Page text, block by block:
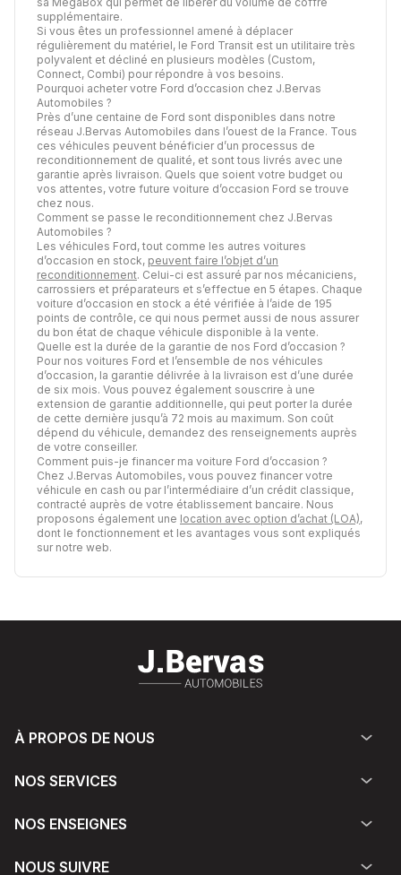
supplémentaire.
Si vous êtes un professionnel amené à déplacer
régulièrement du matériel, le Ford Transit est un utilitaire très
polyvalent et décliné en plusieurs modèles (Custom,
Connect, Combi) pour répondre à vos besoins.
Pourquoi acheter votre Ford d’occasion chez J.Bervas
Automobiles ?
Près d’une centaine de Ford sont disponibles dans notre
réseau J.Bervas Automobiles dans l’ouest de la France. Tous
ces véhicules peuvent bénéficier d’un processus de
reconditionnement de qualité, et sont tous livrés avec une
garantie après livraison. Quels que soient votre budget ou
vos attentes, votre future voiture d’occasion Ford se trouve
chez nous.
Comment se passe le reconditionnement chez J.Bervas
Automobiles ?
Les véhicules Ford, tout comme les autres voitures
d’occasion en stock, peuvent faire l’objet d’un
reconditionnement. Celui-ci est assuré par nos mécaniciens,
carrossiers et préparateurs et s’effectue en 5 étapes. Chaque
voiture d’occasion en stock a été vérifiée à l’aide de 195
points de contrôle, ce qui nous permet aussi de nous assurer
du bon état de chaque véhicule disponible à la vente.
Quelle est la durée de la garantie de nos Ford d’occasion ?
Pour nos voitures Ford et l’ensemble de nos véhicules
d’occasion, la garantie délivrée à la livraison est d’une durée
de six mois. Vous pouvez également souscrire à une
extension de garantie additionnelle, qui peut porter la durée
de cette dernière jusqu’à 72 mois au maximum. Son coût
dépend du véhicule, demandez des renseignements auprès
de votre conseiller.
Comment puis-je financer ma voiture Ford d’occasion ?
Chez J.Bervas Automobiles, vous pouvez financer votre
véhicule en cash ou par l’intermédiaire d’un crédit classique,
contracté auprès de votre établissement bancaire. Nous
proposons également une location avec option d’achat (LOA),
dont le fonctionnement et les avantages vous sont expliqués
sur notre web.
À PROPOS DE NOUS
NOS SERVICES
NOS ENSEIGNES
NOUS SUIVRE